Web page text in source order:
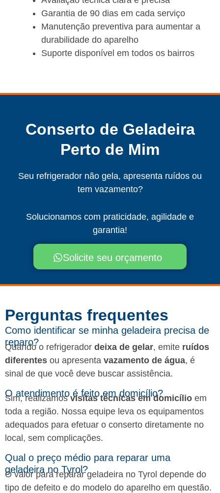
Garantia de 90 dias em cada serviço
Manutenção preventiva para aumentar a
durabilidade do aparelho
Suporte disponível em todos os bairros
Conserto de Geladeira
Perto de Mim
Seu refrigerador não gela, apresenta ruídos ou
tem vazamento?
Solucionamos com praticidade, agilidade e
garantia!
Solicite seu orçamento
Perguntas frequentes​
Como identificar se minha geladeira precisa de
reparo?
Quando o refrigerador deixa de gelar, emite ruídos
diferentes ou apresenta vazamento de água, é
sinal de que você deve buscar assistência.
O atendimento é feito em domicílio?
Sim, realizamosvisitas técnicas em domicílio em
toda a região. Nossa equipe leva os equipamentos
adequados para efetuar o conserto diretamente no
local, sem complicações.
Qual o preço médio para reparar uma
geladeira no Tyrol?
O valor para reparar geladeira no Tyrol depende do
tipo de defeito e do modelo do aparelho em questão.